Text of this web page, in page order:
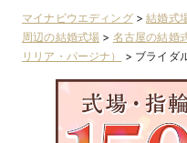
マイナビウエディング>結婚式
周辺の結婚式場 > 名古屋の結婚
リリア・パージナ）
> ブライダ